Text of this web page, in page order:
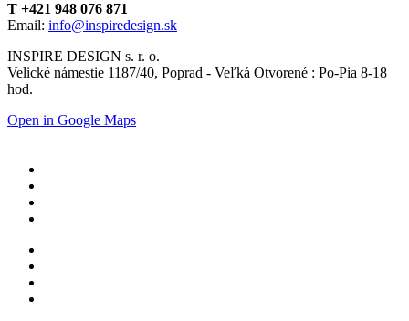
T +421 948 076 871
Email: info@inspiredesign.sk
INSPIRE DESIGN s. r. o.
Velické námestie 1187/40, Poprad - Veľká Otvorené : Po-Pia 8-18
hod.
Open in Google Maps